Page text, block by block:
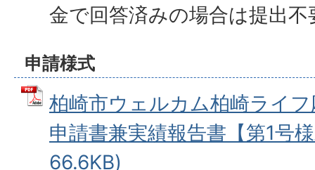
金で回答済みの場合は提出不
申請様式
柏崎市ウェルカム柏崎ライ
申請書兼実績報告書【第1号
66.6KB)